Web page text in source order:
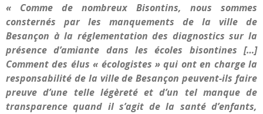
« Comme de nombreux Bisontins, nous sommes
consternés par les manquements de la ville de
Besançon à la réglementation des diagnostics sur la
présence d’amiante dans les écoles bisontines […]
Comment des élus « écologistes » qui ont en charge la
responsabilité de la ville de Besançon peuvent-ils faire
preuved’une telle légèreté et d’un tel manque de
transparencequand il s’agit de la santé d’enfants,